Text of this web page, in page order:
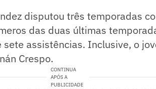
disputou três temporadas
das duas últimas
assistências. Inclusive, o
Crespo.
CONTINUA
APÓS A
PUBLICIDADE